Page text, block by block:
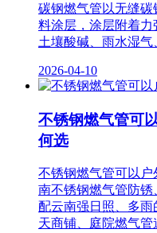
碳钢燃气管以无缝
料涂层，涂层附着
土壤酸碱、雨水湿气
2026-04-10
不锈钢燃气管可
何选
不锈钢燃气管可以户
南不锈钢燃气管防
配云南强日照、多
天商铺、庭院燃气管